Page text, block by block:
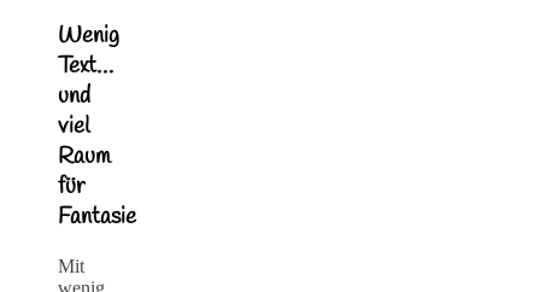
Wenig
Text…
und
viel
Raum
für
Fantasie
Mit
wenig